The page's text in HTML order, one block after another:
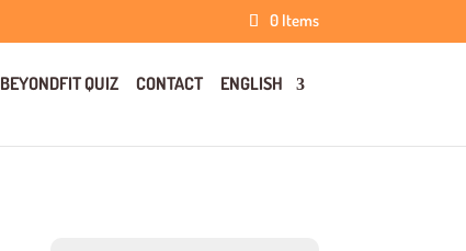
0 Items
BEYONDFIT QUIZ CONTACT ENGLISH